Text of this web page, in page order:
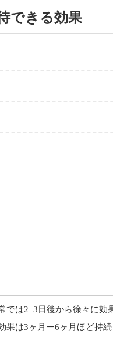
できる効果
では2−3日後から徐々に効
果は3ヶ月ー6ヶ月ほど持続